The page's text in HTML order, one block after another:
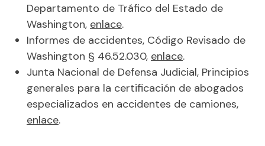
Departamento de Tráfico del Estado de
Washington, enlace.
Informes de accidentes, Código Revisado de
Washington § 46.52.030, enlace.
Junta Nacional de Defensa Judicial, Principios
generales para la certificación de abogados
especializados en accidentes de camiones,
enlace.